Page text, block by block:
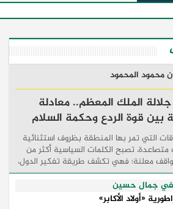
محمود المحمود
الملك المعظم.. معادلة
بين قوة الردع وحكمة السلام
التي تمر بها المنطقة بظروف استثنائية
متصاعدة، تصبح الكلمات السياسية أكثر من
معلنة؛ فهي تكشف طريقة تفكير الدول،
للأزمات، والحدود التي تفصل بين القوة
جمال حسين
«أولاد الأكابر»